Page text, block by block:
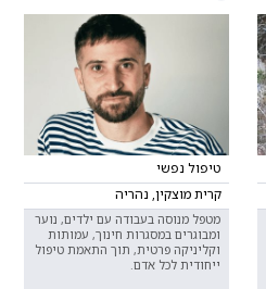
טיפול נפשי
קרית מוצקין, נהריה
מטפל מנוסה בעבודה עם ילדים, נוער
ומבוגרים במסגרות חינוך, עמותות
וקליניקה פרטית, תוך התאמת טיפול
ייחודית לכל אדם.